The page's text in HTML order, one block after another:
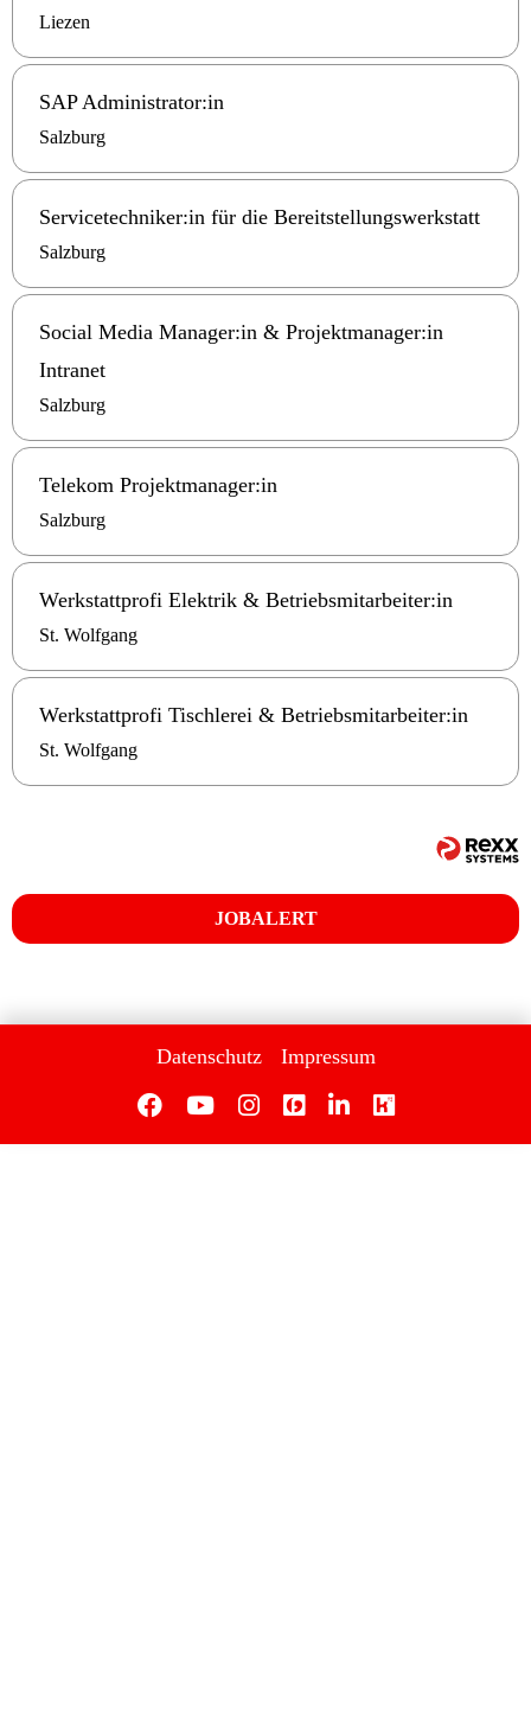
Liezen
SAP Administrator:in
Salzburg
Servicetechniker:in für die Bereitstellungswerkstatt
Salzburg
Social Media Manager:in & Projektmanager:in
Intranet
Salzburg
Telekom Projektmanager:in
Salzburg
Werkstattprofi Elektrik & Betriebsmitarbeiter:in
St. Wolfgang
Werkstattprofi Tischlerei & Betriebsmitarbeiter:in
St. Wolfgang
JOBALERT
Datenschutz Impressum